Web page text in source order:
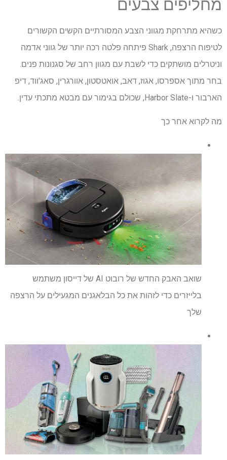
מחליפים צבעים
כשהיא מתרחקת מגווני הצבע המסורתיים הקשים הקשורים
לטיפוח הרצפה, Shark פיתחה פלטה רכה יותר של גווני אדמה
וניטרלים מושתקים כדי לשבת עם מגוון רחב של סגנונות פנים.
בחר מתוך אספרסו, אגוז, דאב, אואטסטון, אוורגרין, סאג'ווד, דיפ
הארבור ו-Harbor Slate, שכולם בגימור עם מבטא מתכתי עדין.
מה לקרוא אחר כך
שואב האבק החדש של רובוט AI של דייסון משתמש
בלייזרים כדי לזהות את כל הבלאגנים המגעילים על הרצפה
שלך